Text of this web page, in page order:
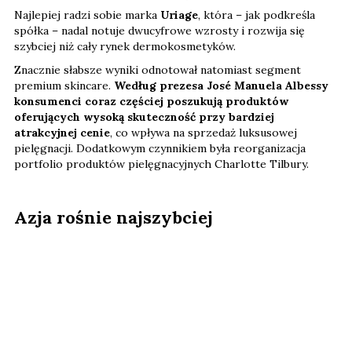
Najlepiej radzi sobie marka Uriage, która – jak podkreśla
spółka – nadal notuje dwucyfrowe wzrosty i rozwija się
szybciej niż cały rynek dermokosmetyków.
Znacznie słabsze wyniki odnotował natomiast segment
premium skincare. Według prezesa José Manuela Albessy
konsumenci coraz częściej poszukują produktów
oferujących wysoką skuteczność przy bardziej
atrakcyjnej cenie, co wpływa na sprzedaż luksusowej
pielęgnacji. Dodatkowym czynnikiem była reorganizacja
portfolio produktów pielęgnacyjnych Charlotte Tilbury.
Azja rośnie najszybciej